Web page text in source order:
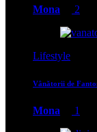
Mona 2
Lifestyle
Vânătorii de
Mona 1